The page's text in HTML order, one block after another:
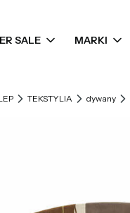
SALE MARKI
TEKSTYLIA dywany